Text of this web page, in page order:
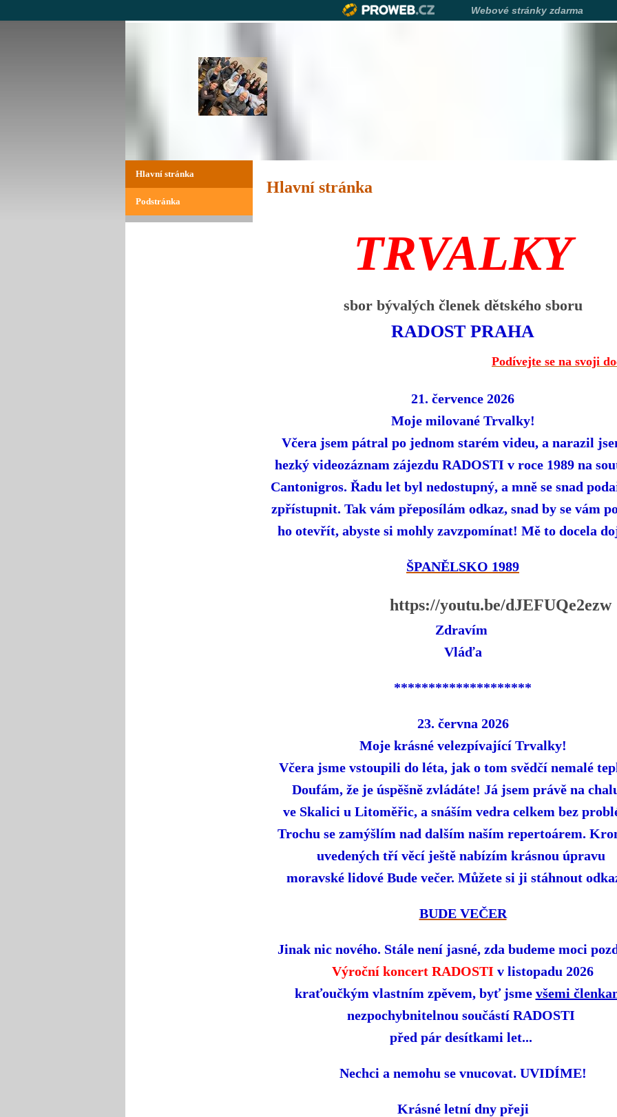
Hlavní stránka
Podstránka
Hlavní stránka
TRVALKY
sbor bývalých členek dětského sboru
RADOST PRAHA
Podívejte se na svoji
21. července 2026
Moje milované Trvalky!
Včera jsem pátral po jednom starém videu, a narazil
hezký videozáznam zájezdu RADOSTI v roce 1989 na
Cantonigros. Řadu let byl nedostupný, a mně se snad
zpřístupnit. Tak vám přeposílám odkaz, snad by se vám
ho otevřít, abyste si mohly zavzpomínat! Mě to docela
ŠPANĚLSKO 1989
https://youtu.be/dJEFUQe2ezw
Zdravím
Vláďa
********************
23. června 2026
Moje krásné velezpívající Trvalky!
Včera jsme vstoupili do léta, jak o tom svědčí nemalé
Doufám, že je úspěšně zvládáte! Já jsem právě na
ve Skalici u Litoměřic, a snáším vedra celkem bez
Trochu se zamýšlím nad dalším naším repertoárem.
uvedených tří věcí ještě nabízím krásnou úpravu
moravské lidové Bude večer. Můžete si ji stáhnout
BUDE VEČER
Jinak nic nového. Stále není jasné, zda budeme moci
Výroční koncert RADOSTI v listopadu 2026
kraťoučkým vlastním zpěvem, byť jsme všemi
nezpochybnitelnou součástí RADOSTI
před pár desítkami let...
Nechci a nemohu se vnucovat. UVIDÍME!
Krásné letní dny přeji
Webové stránky zdarma